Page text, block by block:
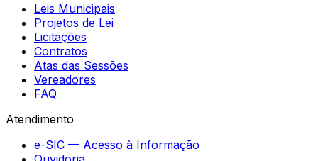
Leis Municipais
Projetos de Lei
Licitações
Contratos
Atas das Sessões
Vereadores
FAQ
Atendimento
e-SIC — Acesso à Informação